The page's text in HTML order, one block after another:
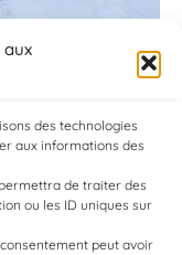
des technologies
aux informations des
de traiter des
ou les ID uniques sur
peut avoir